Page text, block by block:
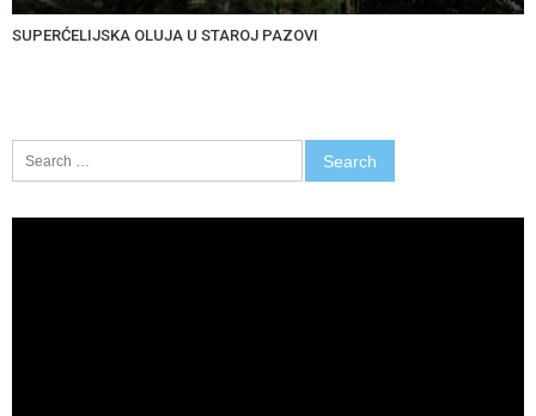
SUPERĆELIJSKA OLUJA U STAROJ PAZOVI
for: